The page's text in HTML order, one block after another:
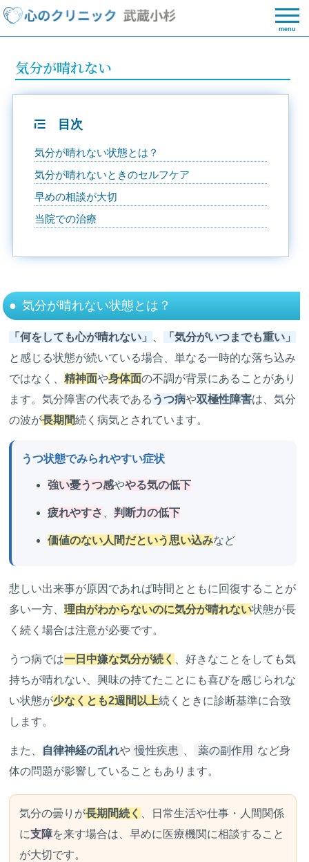
menu
気分が晴れない
目次
気分が晴れない状態とは？
気分が晴れないときのセルフケア
早めの相談が大切
当院での治療
気分が晴れない状態とは？
「何をしても心が晴れない」
「気分がいつまでも重い」
と感じる状態が続いている場合、単なる一時的な落ち込み
ではなく、精神面や身体面の不調が背景にあることがあり
ます。気分障害の代表である うつ病や双極性障害は、気分
の波が長期間続く病気とされています。
うつ状態でみられやすい症状
強い憂うつ感ややる気の低下
疲れやすさ 判断力の低下
価値のない人間だという思い込みなど
悲しい出来事が原因であれば時間とともに回復することが
多い一方、理由がわからないのに気分が晴れない状態が長
く続く場合は注意が必要です。
うつ病では一日中嫌な気分が続く
、好きなことをしても気
持ちが晴れない、興味の持てたことにも喜びを感じられな
い状態が少なくとも2週間以上続くときに診断基準に合致
します。
また、 自律神経の乱れや 慢性疾患 薬の副作用 など身
体の問題が影響していることもあります。
気分の曇りが長期間続く
、日常生活や仕事・人間関係
に支障を来す場合は、早めに医療機関に相談すること
が大切です。